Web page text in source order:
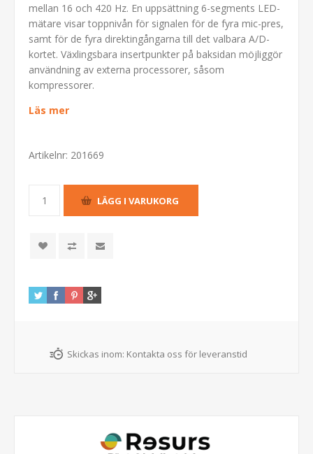
mellan 16 och 420 Hz. En uppsättning 6-segments LED-
mätare visar toppnivån för signalen för de fyra mic-pres,
samt för de fyra direktingångarna till det valbara A/D-
kortet. Växlingsbara insertpunkter på baksidan möjliggör
användning av externa processorer, såsom
kompressorer.
Läs mer
Artikelnr: 201669
Skickas inom: Kontakta oss för leveranstid